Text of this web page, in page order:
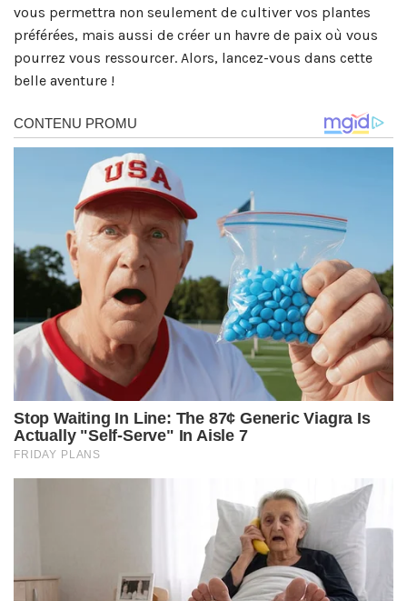
vous permettra non seulement de cultiver vos plantes
préférées, mais aussi de créer un havre de paix où vous
pourrez vous ressourcer. Alors, lancez-vous dans cette
belle aventure !